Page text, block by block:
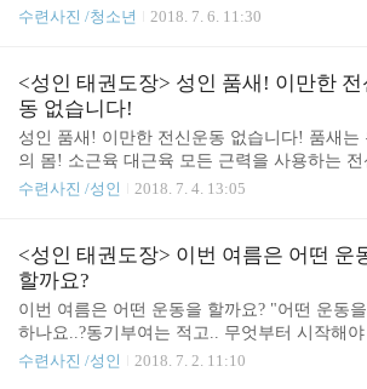
인 에너지가 흘러나오다 넘치는 수업!바로 청소
는 즐겁게!
수련사진 /청소년 2018. 7. 6. 11:30
<성인 태권도장> 성인 품새! 이만한 전
동 없습니다!
성인 품새! 이만한 전신운동 없습니다! 품새는
의 몸! 소근육 대근육 모든 근력을 사용하는 전
동입니다!그리하여 모든 성인분들이 꾸준히 찾
수련사진 /성인 2018. 7. 4. 13:05
<성인 태권도장> 이번 여름은 어떤 운
할까요?
이번 여름은 어떤 운동을 할까요? "어떤 운동
하나요..?동기부여는 적고.. 무엇부터 시작해
지..땀은 흘리고싶은데..헬스는 지겹도..막막합
수련사진 /성인 2018. 7. 2. 11:10